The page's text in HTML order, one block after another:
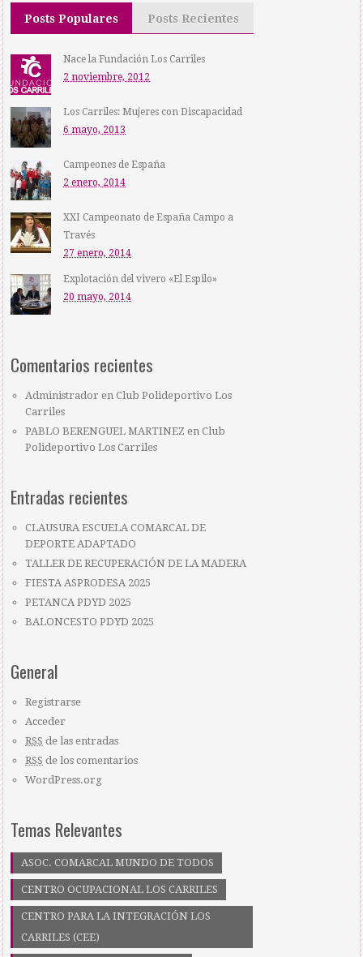
Posts Populares Posts Recientes
Nace la Fundación Los Carriles
2 noviembre, 2012
Los Carriles: Mujeres con Discapacidad
6 mayo, 2013
Campeones de España
2 enero, 2014
XXI Campeonato de España Campo a
Través
27 enero, 2014
Explotación del vivero «El Espilo»
20 mayo, 2014
Comentarios recientes
Administrador en Club Polideportivo Los
Carriles
PABLO BERENGUEL MARTINEZ en Club
Polideportivo Los Carriles
Entradas recientes
CLAUSURA ESCUELA COMARCAL DE
DEPORTE ADAPTADO
TALLER DE RECUPERACIÓN DE LA MADERA
FIESTA ASPRODESA 2025
PETANCA PDYD 2025
BALONCESTO PDYD 2025
General
Registrarse
Acceder
RSS de las entradas
RSS de los comentarios
WordPress.org
Temas Relevantes
ASOC. COMARCAL MUNDO DE TODOS
CENTRO OCUPACIONAL LOS CARRILES
CENTRO PARA LA INTEGRACIÓN LOS
CARRILES (CEE)